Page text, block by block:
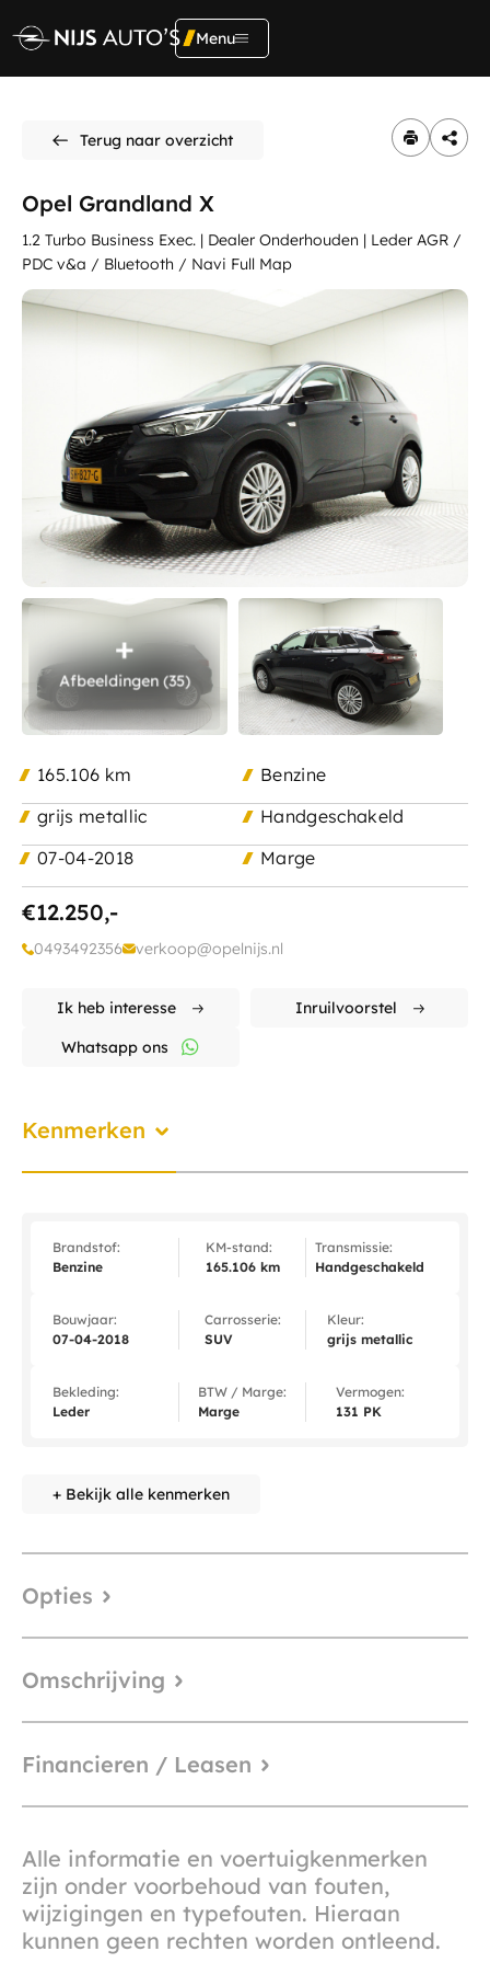
Menu
Aanbod
Diensten
Vacatures
Over ons
Contact
0493492356
verkoop@opelnijs.nl
Showroom
Ma t/m Vr: 09.00 - 19:00
Za
09.00 - 17:00
Zo
Gesloten
Werkplaats
Ma - Vr:
8.00 - 17.30
Za:
9.00 - 12.00
Zo:
Terug naar overzicht
Opel Grandland X
1.2 Turbo Business Exec. | Dealer Onderhouden | Leder AGR /
PDC v&a / Bluetooth / Navi Full Map
Afbeeldingen (35)
165.106 km
Benzine
grijs metallic
Handgeschakeld
07-04-2018
Marge
€12.250,-
0493492356 verkoop@opelnijs.nl
Ik heb interesse
Inruilvoorstel
Whatsapp ons
Kenmerken
Brandstof:
Benzine
KM-stand:
165.106 km
Transmissie:
Handgeschakeld
Bouwjaar:
07-04-2018
Carrosserie:
SUV
Kleur:
grijs metallic
Bekleding:
Leder
BTW / Marge:
Marge
Vermogen:
131 PK
+ Bekijk alle kenmerken
Opties
Omschrijving
Financieren / Leasen
Alle informatie en voertuigkenmerken
zijn onder voorbehoud van fouten,
wijzigingen en typefouten. Hieraan
kunnen geen rechten worden ontleend.